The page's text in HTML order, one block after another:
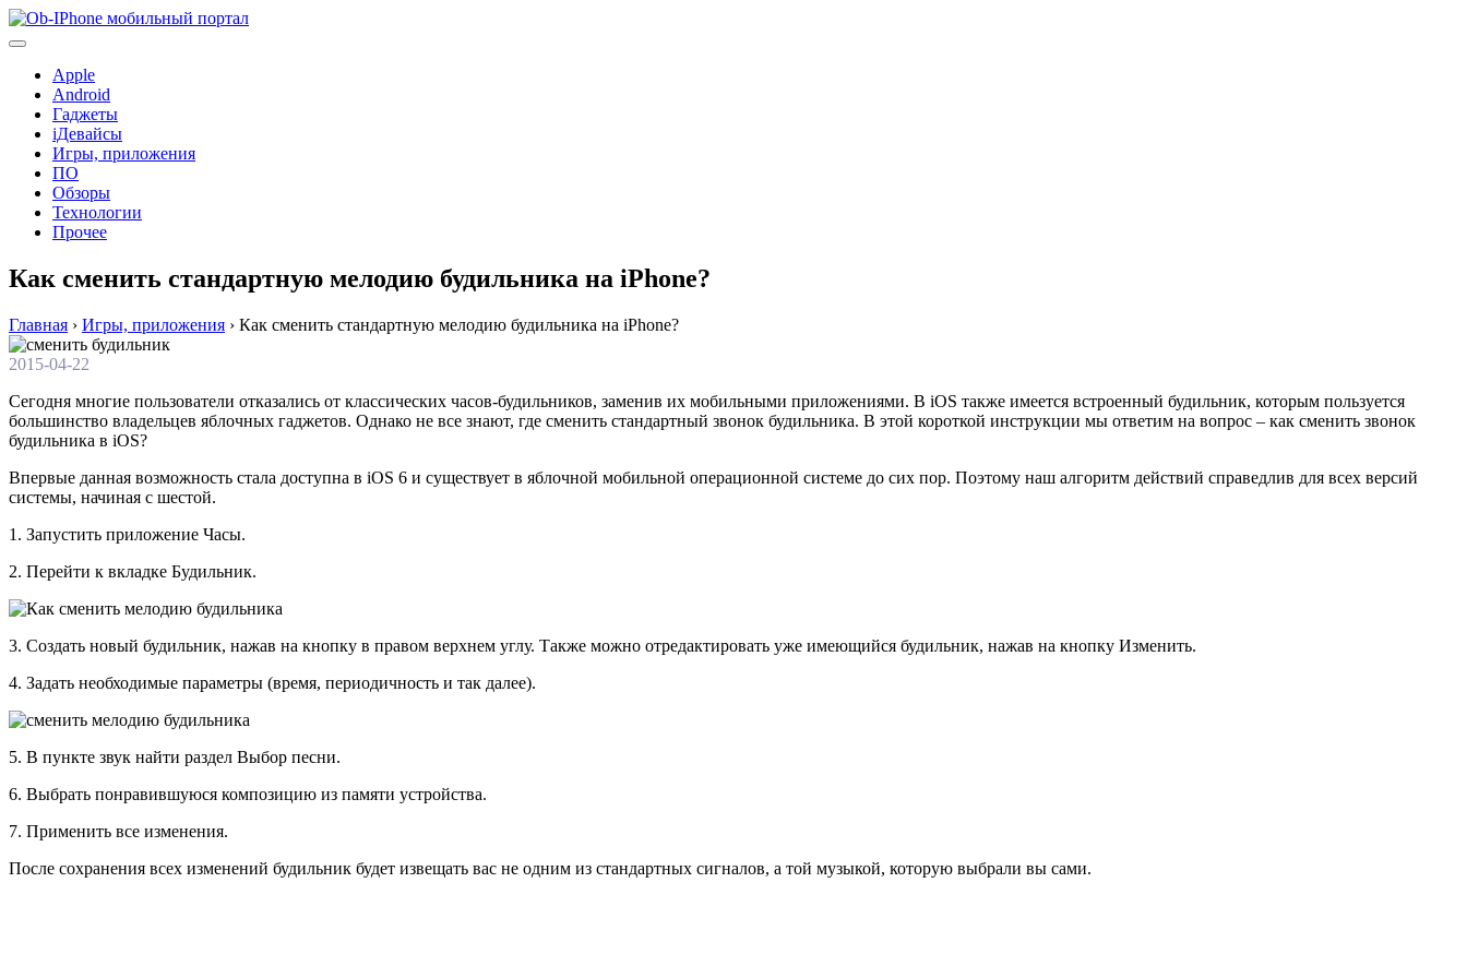
Перейти
к
Apple
Android
Гаджеты
iДевайсы
Игры, приложения
ПО
Обзоры
Технологии
Прочее
Как сменить стандартную мелодию будильника на iPhone?
Главная › Игры, приложения › Как сменить стандартную мелодию будильника на iPhone?
2015-04-22
Сегодня многие пользователи отказались от классических часов-будильников, заменив их мобильными приложениями. В iOS также имеется встроенный будильник, которым пользуется
большинство владельцев яблочных гаджетов. Однако не все знают, где сменить стандартный звонок будильника. В этой короткой инструкции мы ответим на вопрос – как сменить звонок
будильника в iOS?
Впервые данная возможность стала доступна в iOS 6 и существует в яблочной мобильной операционной системе до сих пор. Поэтому наш алгоритм действий справедлив для всех версий
системы, начиная с шестой.
1. Запустить приложение Часы.
2. Перейти к вкладке Будильник.
3. Создать новый будильник, нажав на кнопку в правом верхнем углу. Также можно отредактировать уже имеющийся будильник, нажав на кнопку Изменить.
4. Задать необходимые параметры (время, периодичность и так далее).
5. В пункте звук найти раздел Выбор песни.
6. Выбрать понравившуюся композицию из памяти устройства.
7. Применить все изменения.
После сохранения всех изменений будильник будет извещать вас не одним из стандартных сигналов, а той музыкой, которую выбрали вы сами.